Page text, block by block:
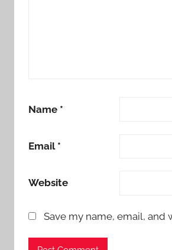
Name *
Email *
Website
Save my name, email,